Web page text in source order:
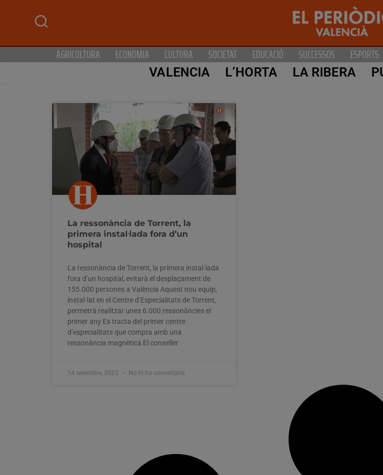
AGRICULTURA ECONOMIA CULTURA SOCIETAT EDUCACIÓ SUCCESSOS ESPORTS
VALENCIA L’HORTA LA RIBERA
La ressonància de Torrent, la
primera instal·lada fora d’un
hospital
La ressonància de Torrent, la primera instal·lada
fora d’un hospital, evitarà el desplaçament de
155.000 persones a València Aquest nou equip,
instal·lat en el Centre d’Especialitats de Torrent,
permetrà realitzar unes 6.000 ressonàncies el
primer any Es tracta del primer centre
d’especialitats que compta amb una
ressonància magnètica El conseller
14 setembre, 2022 No hi ha comentaris